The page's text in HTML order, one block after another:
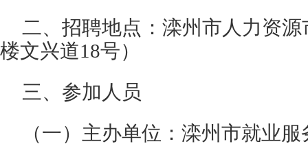
二、招聘地点：滦州市人力资
楼文兴道18号）
三、参加人员
（一）主办单位：滦州市就业